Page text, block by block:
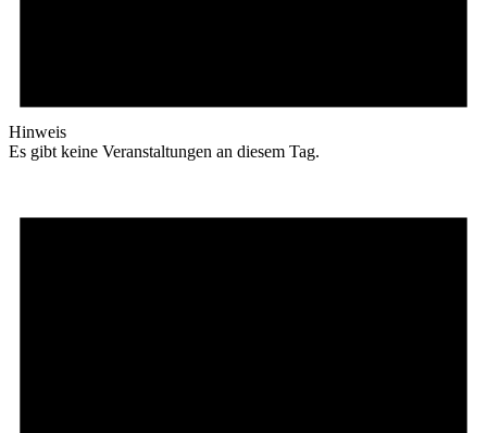
Hinweis
Es gibt keine Veranstaltungen an diesem Tag.